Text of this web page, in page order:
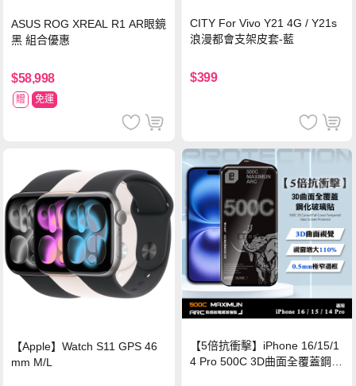
ASUS ROG XREAL R1 AR眼鏡
黑 組合優惠
$58,998
贈 免運
CITY For Vivo Y21 4G / Y21s
浪漫都會支架皮套-藍
$399
【Apple】Watch S11 GPS 46
mm M/L
【5倍抗衝擊】iPhone 16/15/1
4 Pro 500C 3D曲面全覆蓋鋼化